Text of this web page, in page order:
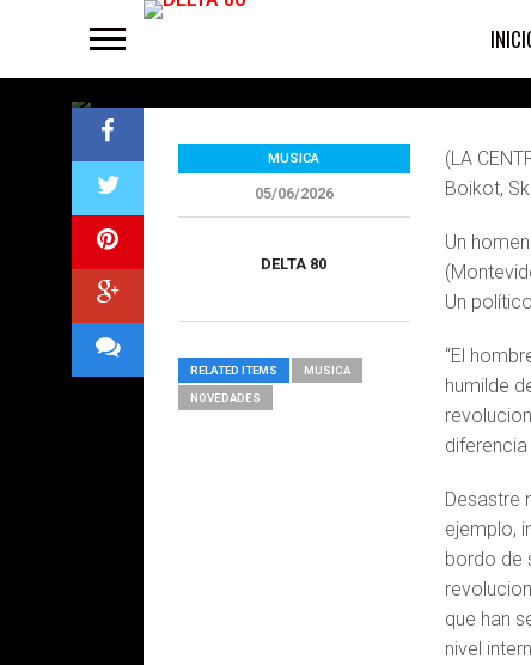
Mujica
(LA
Boikot,
Un
Un
“El
humilde
Desastre
ejemplo,
bordo de
que han
nivel
MUSICA
05/06/2026
DELTA 80
RELATED ITEMS MUSICA
NOVEDADES